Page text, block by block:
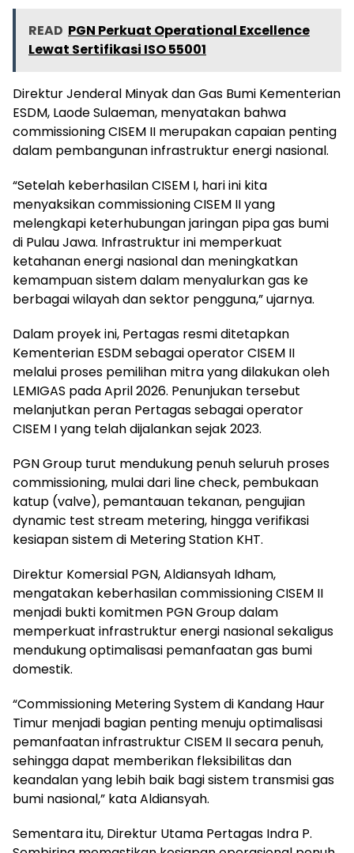
READ PGN Perkuat Operational Excellence
Lewat Sertifikasi ISO 55001
Direktur Jenderal Minyak dan Gas Bumi Kementerian
ESDM, Laode Sulaeman, menyatakan bahwa
commissioning CISEM II merupakan capaian penting
dalam pembangunan infrastruktur energi nasional.
“Setelah keberhasilan CISEM I, hari ini kita
menyaksikan commissioning CISEM II yang
melengkapi keterhubungan jaringan pipa gas bumi
di Pulau Jawa. Infrastruktur ini memperkuat
ketahanan energi nasional dan meningkatkan
kemampuan sistem dalam menyalurkan gas ke
berbagai wilayah dan sektor pengguna,” ujarnya.
Dalam proyek ini, Pertagas resmi ditetapkan
Kementerian ESDM sebagai operator CISEM II
melalui proses pemilihan mitra yang dilakukan oleh
LEMIGAS pada April 2026. Penunjukan tersebut
melanjutkan peran Pertagas sebagai operator
CISEM I yang telah dijalankan sejak 2023.
PGN Group turut mendukung penuh seluruh proses
commissioning, mulai dari line check, pembukaan
katup (valve), pemantauan tekanan, pengujian
dynamic test stream metering, hingga verifikasi
kesiapan sistem di Metering Station KHT.
Direktur Komersial PGN, Aldiansyah Idham,
mengatakan keberhasilan commissioning CISEM II
menjadi bukti komitmen PGN Group dalam
memperkuat infrastruktur energi nasional sekaligus
mendukung optimalisasi pemanfaatan gas bumi
domestik.
“Commissioning Metering System di Kandang Haur
Timur menjadi bagian penting menuju optimalisasi
pemanfaatan infrastruktur CISEM II secara penuh,
sehingga dapat memberikan fleksibilitas dan
keandalan yang lebih baik bagi sistem transmisi gas
bumi nasional,” kata Aldiansyah.
Sementara itu, Direktur Utama Pertagas Indra P.